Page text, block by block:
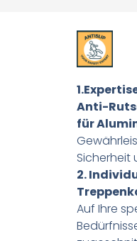
Anti-
für
Sicherheit
2.
Auf Ihre